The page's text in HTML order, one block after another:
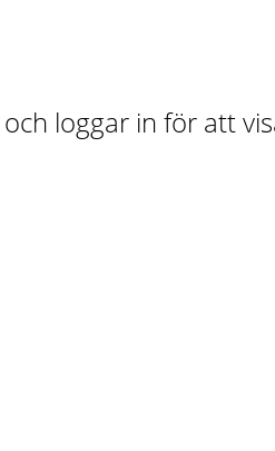
loggar in för att